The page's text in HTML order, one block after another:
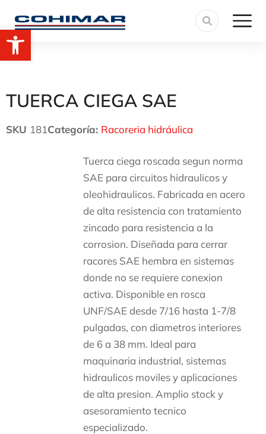
TUERCA CIEGA SAE
SKU 181Categoría: Racoreria hidráulica
Tuerca ciega roscada segun norma
SAE para circuitos hidraulicos y
oleohidraulicos. Fabricada en acero
de alta resistencia con tratamiento
zincado para resistencia a la
corrosion. Diseñada para cerrar
racores SAE hembra en sistemas
donde no se requiere conexion
activa. Disponible en rosca
UNF/SAE desde 7/16 hasta 1-7/8
pulgadas, con diametros interiores
de 6 a 38 mm. Ideal para
maquinaria industrial, sistemas
hidraulicos moviles y aplicaciones
de alta presion. Amplio stock y
asesoramiento tecnico
especializado.
Abrir barra de herramientas